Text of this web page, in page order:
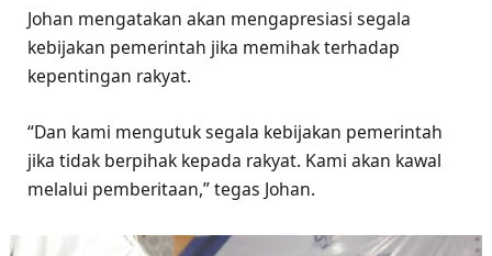
Johan mengatakan akan mengapresiasi segala
kebijakan pemerintah jika memihak terhadap
kepentingan rakyat.
“Dan kami mengutuk segala kebijakan pemerintah
jika tidak berpihak kepada rakyat. Kami akan kawal
melalui pemberitaan,” tegas Johan.